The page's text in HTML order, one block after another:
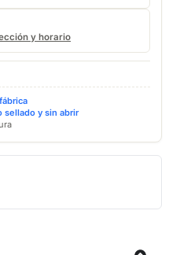
y horario
sellado y sin abrir